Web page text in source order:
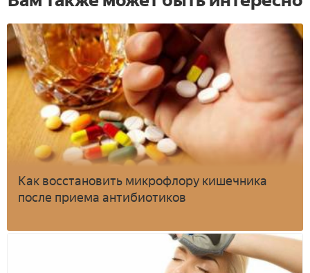
Как восстановить микрофлору кишечника
после приема антибиотиков